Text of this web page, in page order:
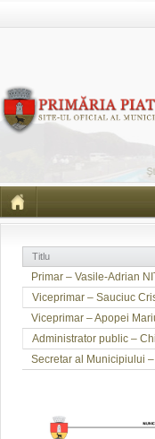
Titlu
Primar – Vasile-Adrian
Viceprimar – Sauciuc
Viceprimar – Apopei
Administrator public –
Secretar al Municipiului